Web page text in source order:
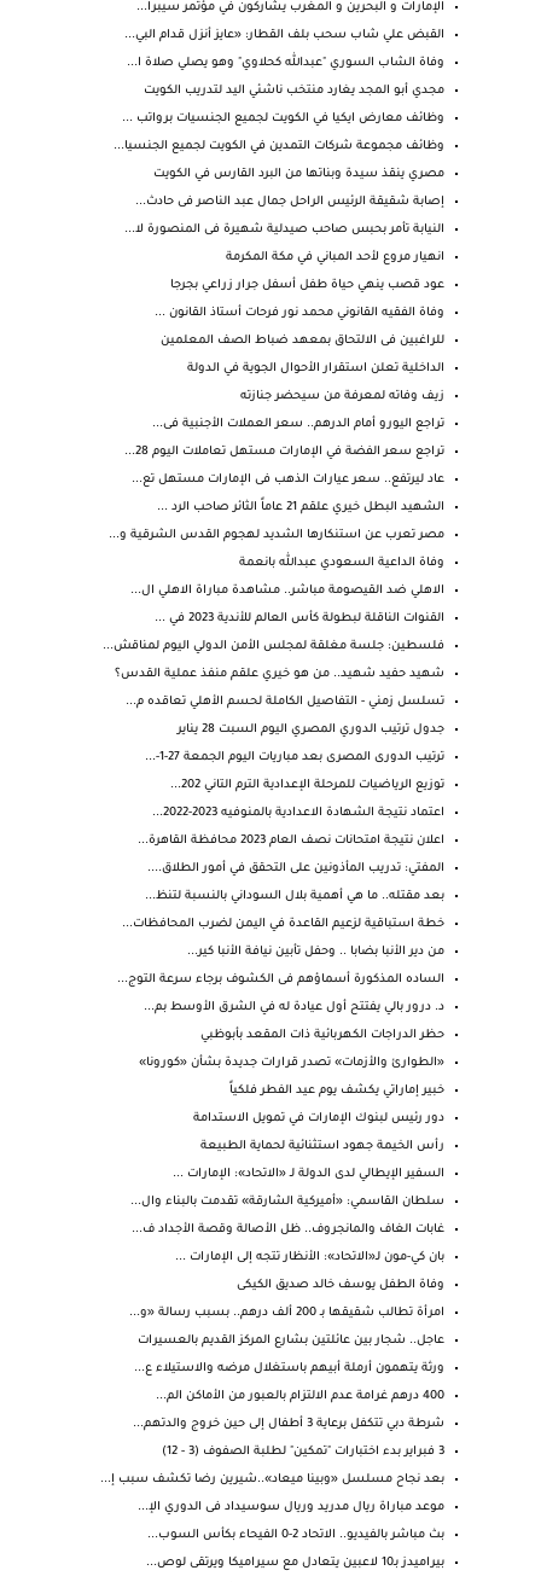
الإمارات و البحرين و المغرب يشاركون في مؤتمر سيبرا...
القبض علي شاب سحب بلف القطار: «عايز أنزل قدام البي...
وفاة الشاب السوري "عبدالله كحلاوي" وهو يصلي صلاة ا...
مجدي أبو المجد يغارد منتخب ناشئي اليد لتدريب الكويت
وظائف معارض ايكيا في الكويت لجميع الجنسيات برواتب ...
وظائف مجموعة شركات التمدين في الكويت لجميع الجنسيا...
مصري ينقذ سيدة وبناتها من البرد القارس في الكويت
إصابة شقيقة الرئيس الراحل جمال عبد الناصر فى حادث...
النيابة تأمر بحبس صاحب صيدلية شهيرة فى المنصورة لا...
انهيار مروع لأحد المباني في مكة المكرمة
عود قصب ينهي حياة طفل أسفل جرار زراعي بجرجا
وفاة الفقيه القانوني محمد نور فرحات أستاذ القانون ...
للراغبين فى الالتحاق بمعهد ضباط الصف المعلمين
الداخلية تعلن استقرار الأحوال الجوية في الدولة
زيف وفاته لمعرفة من سيحضر جنازته
تراجع اليورو أمام الدرهم.. سعر العملات الأجنبية فى...
تراجع سعر الفضة في الإمارات مستهل تعاملات اليوم 28...
عاد ليرتفع.. سعر عيارات الذهب فى الإمارات مستهل تع...
‏الشهيد البطل خيري علقم 21 عاماً الثائر صاحب الرد ...
مصر تعرب عن استنكارها الشديد لهجوم القدس الشرقية و...
وفاة الداعية السعودي عبدالله بانعمة
الاهلي ضد القيصومة مباشر.. مشاهدة مباراة الاهلي ال...
القنوات الناقلة لبطولة كأس العالم للأندية 2023 في ...
فلسطين: جلسة مغلقة لمجلس الأمن الدولي اليوم لمناقش...
شهيد حفيد شهيد.. من هو خيري علقم منفذ عملية القدس؟
تسلسل زمني - التفاصيل الكاملة لحسم الأهلي تعاقده م...
جدول ترتيب الدوري المصري اليوم السبت 28 يناير
ترتيب الدورى المصرى بعد مباريات اليوم الجمعة 27-1-...
توزيع الرياضيات للمرحلة الإعدادية الترم التاني 202...
اعتماد نتيجة الشهادة الاعدادية بالمنوفيه 2023-2022...
اعلان نتيجة امتحانات نصف العام 2023 محافظة القاهرة...
المفتي: تدريب المأذونين على التحقق في أمور الطلاق....
بعد مقتله.. ما هي أهمية بلال السوداني بالنسبة لتنظ...
خطة استباقية لزعيم القاعدة في اليمن لضرب المحافظات...
من دير الأنبا بضابا .. وحفل تأبين نيافة الأنبا كير...
الساده المذكورة أسماؤهم فى الكشوف برجاء سرعة التوج...
د. درور بالي يفتتح أول عيادة له في الشرق الأوسط بم...
حظر الدراجات الكهربائية ذات المقعد بأبوظبي
«الطوارئ والأزمات» تصدر قرارات جديدة بشأن «كورونا»
خبير إماراتي يكشف يوم عيد الفطر فلكياً
دور رئيس لبنوك الإمارات في تمويل الاستدامة
رأس الخيمة جهود استثنائية لحماية الطبيعة
السفير الإيطالي لدى الدولة لـ «الاتحاد»: الإمارات ...
سلطان القاسمي: «أميركية الشارقة» تقدمت بالبناء وال...
غابات الغاف والمانجروف.. ظل الأصالة وقصة الأجداد ف...
بان كي-مون لـ«الاتحاد»: الأنظار تتجه إلى الإمارات ...
وفاة الطفل يوسف خالد صديق الكيكى
امرأة تطالب شقيقها بـ 200 ألف درهم.. بسبب رسالة «و...
عاجل.. شجار بين عائلتين بشارع المركز القديم بالعسيرات
ورثة يتهمون أرملة أبيهم باستغلال مرضه والاستيلاء ع...
400 درهم غرامة عدم الالتزام بالعبور من الأماكن الم...
شرطة دبي تتكفل برعاية 3 أطفال إلى حين خروج والدتهم...
3 فبراير بدء اختبارات "تمكين" لطلبة الصفوف (3 - 12)
بعد نجاح مسلسل «وبينا ميعاد»..شيرين رضا تكشف سبب إ...
موعد مباراة ريال مدريد وريال سوسيداد فى الدوري الإ...
بث مباشر بالفيديو.. الاتحاد 2-0 الفيحاء بكأس السوب...
بيراميدز بـ10 لاعبين يتعادل مع سيراميكا ويرتقى لوص...